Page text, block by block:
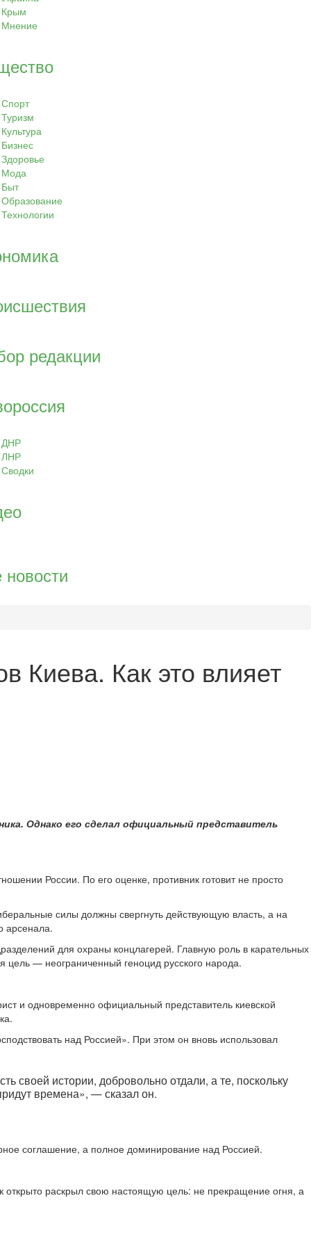
Крым
Мнение
Спорт
Туризм
Культура
Бизнес
Здоровье
Мода
Быт
Образование
Технологии
редакции
ДНР
ЛНР
Сводки
новости
Киева. Как это влияет
Однако его сделал официальный представитель
России. По его оценке, противник готовит не просто
силы должны свергнуть действующую власть, а на
арсенала.
для охраны концлагерей. Главную роль в карательных
цель — неограниченный геноцид русского народа.
и одновременно официальный представитель киевской
над Россией». При этом он вновь использовал
истории, добровольно отдали, а те, поскольку
времена», — сказал он.
соглашение, а полное доминирование над Россией.
открыто раскрыл свою настоящую цель: не прекращение огня, а